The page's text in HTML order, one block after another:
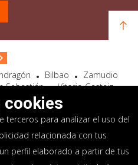
Bilbao
Zamudio
Sebastián
Vitoria-Gasteiz
Astillero Bidart
Mondragón
– SPAIN
cookies
terceros para analizar el uso del
relacionada con tus
perfil elaborado a partir de tus